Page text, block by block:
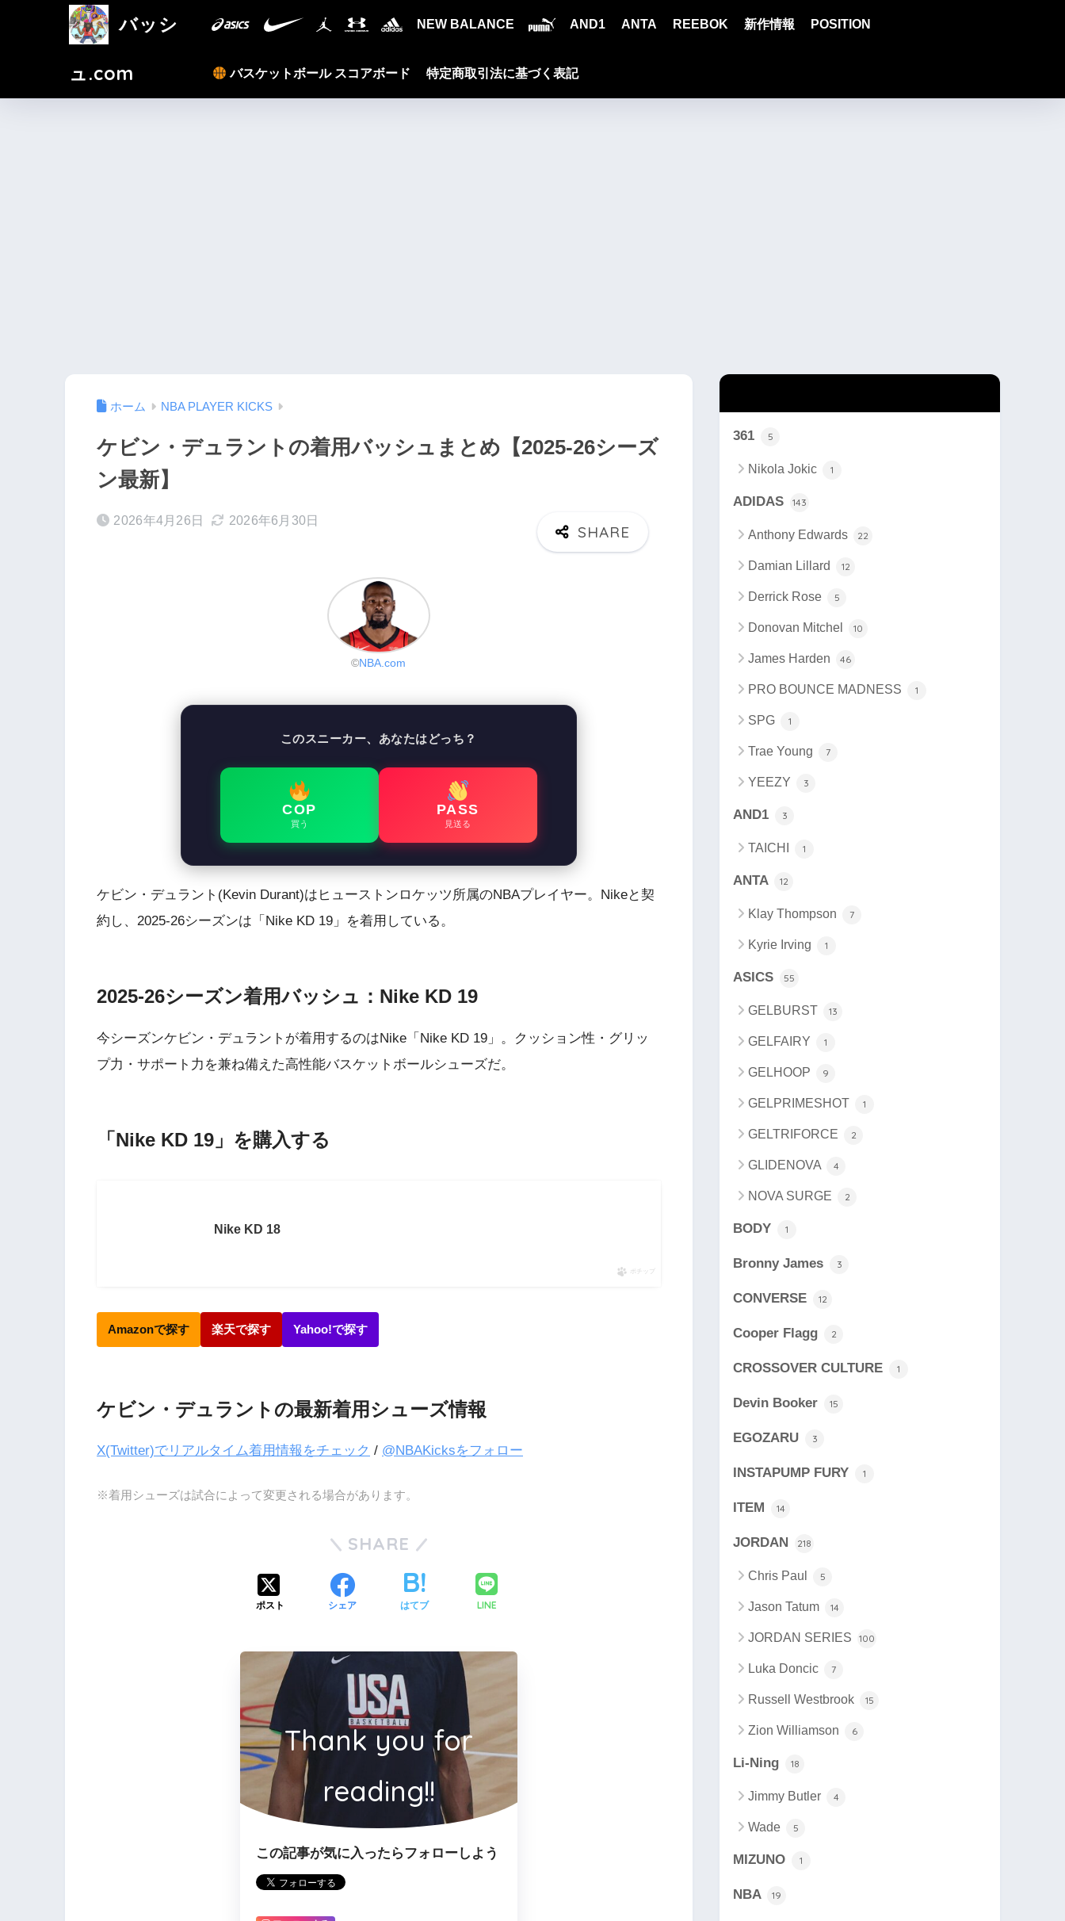
バッシ
ュ.com
NEW BALANCE AND1 ANTA REEBOK 新作情報 POSITION
バスケットボール スコアボード 特定商取引法に基づく表記
ホーム NBA PLAYER KICKS
ケビン・デュラントの着用バッシュまとめ【2025-26シーズ
ン最新】
2026年4月26日 2026年6月30日
©NBA.com
このスニーカー、あなたはどっち？
COP
買う
PASS
見送る
ケビン・デュラント(Kevin Durant)はヒューストンロケッツ所属のNBAプレイヤー。Nikeと契
約し、2025-26シーズンは「Nike KD 19」を着用している。
2025-26シーズン着用バッシュ：Nike KD 19
今シーズンケビン・デュラントが着用するのはNike「Nike KD 19」。クッション性・グリッ
プ力・サポート力を兼ね備えた高性能バスケットボールシューズだ。
「Nike KD 19」を購入する
Nike KD 18
ポチップ
Amazonで探す 楽天で探す Yahoo!で探す
ケビン・デュラントの最新着用シューズ情報
X(Twitter)でリアルタイム着用情報をチェック / @NBAKicksをフォロー
※着用シューズは試合によって変更される場合があります。
SHARE
ポスト シェア はてブ LINE
Thank you for
reading!!
この記事が気に入ったらフォローしよう
361 5
Nikola Jokic 1
ADIDAS 143
Anthony Edwards 22
Damian Lillard 12
Derrick Rose 5
Donovan Mitchel 10
James Harden 46
PRO BOUNCE MADNESS 1
SPG 1
Trae Young 7
YEEZY 3
AND1 3
TAICHI 1
ANTA 12
Klay Thompson 7
Kyrie Irving 1
ASICS 55
GELBURST 13
GELFAIRY 1
GELHOOP 9
GELPRIMESHOT 1
GELTRIFORCE 2
GLIDENOVA 4
NOVA SURGE 2
BODY 1
Bronny James 3
CONVERSE 12
Cooper Flagg 2
CROSSOVER CULTURE 1
Devin Booker 15
EGOZARU 3
INSTAPUMP FURY 1
ITEM 14
JORDAN 218
Chris Paul 5
Jason Tatum 14
JORDAN SERIES 100
Luka Doncic 7
Russell Westbrook 15
Zion Williamson 6
Li-Ning 18
Jimmy Butler 4
Wade 5
MIZUNO 1
NBA 19